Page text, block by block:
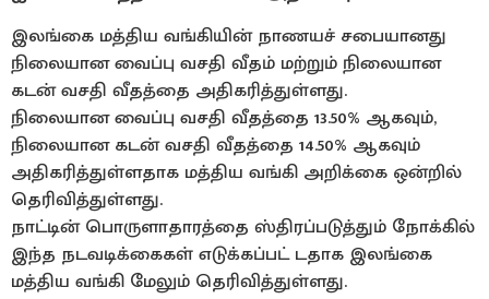
இலங்கை மத்திய வங்கியின் நாணயச் சபையானது
நிலையான வைப்பு வசதி வீதம் மற்றும் நிலையான
கடன் வசதி வீதத்தை அதிகரித்துள்ளது.
நிலையான வைப்பு வசதி வீதத்தை 13.50% ஆகவும்,
நிலையான கடன் வசதி வீதத்தை 14.50% ஆகவும்
அதிகரித்துள்ளதாக மத்திய வங்கி அறிக்கை ஒன்றில்
தெரிவித்துள்ளது.
நாட்டின் பொருளாதாரத்தை ஸ்திரப்படுத்தும் நோக்கில்
இந்த நடவடிக்கைகள் எடுக்கப்பட் டதாக இலங்கை
மத்திய வங்கி மேலும் தெரிவித்துள்ளது.